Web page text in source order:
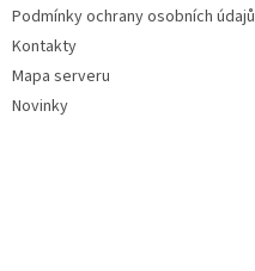
Podmínky ochrany osobních údajů
Kontakty
Mapa serveru
Novinky